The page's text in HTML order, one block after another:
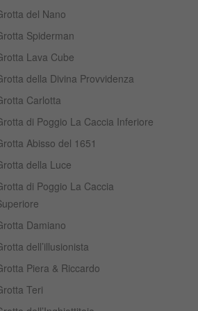
del Nano
Spiderman
Lava Cube
della Divina Provvidenza
Carlotta
di Poggio La Caccia Inferiore
Abisso del 1651
della Luce
di Poggio La Caccia
Damiano
dell’illusionista
Piera & Riccardo
Teri